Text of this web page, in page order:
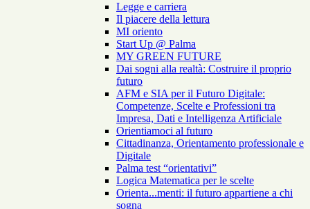
Legge e carriera
Il piacere della lettura
MI oriento
Start Up @ Palma
MY GREEN FUTURE
Dai sogni alla realtà: Costruire il proprio
futuro
AFM e SIA per il Futuro Digitale:
Competenze, Scelte e Professioni tra
Impresa, Dati e Intelligenza Artificiale
Orientiamoci al futuro
Cittadinanza, Orientamento professionale e
Digitale
Palma test “orientativi”
Logica Matematica per le scelte
Orienta...menti: il futuro appartiene a chi
sogna